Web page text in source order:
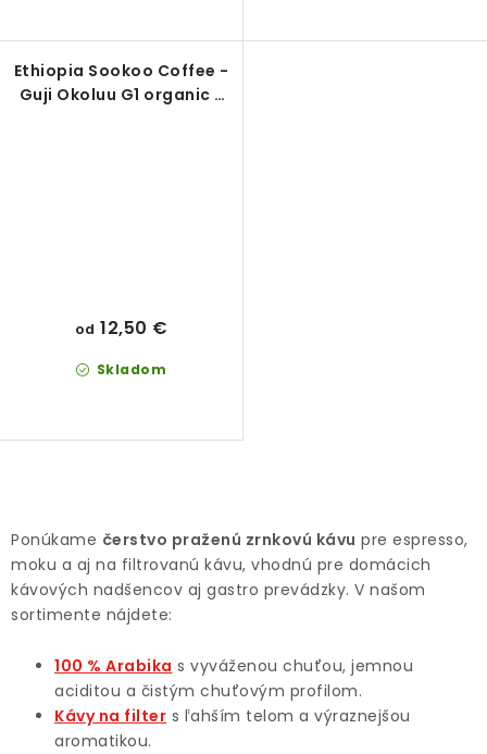
Ethiopia Sookoo Coffee -
Guji Okoluu G1 organic -
Skladom
od 12,50 €
v
l
á
d
Ponúkame čerstvo praženú zrnkovú kávu pre espresso,
moku a aj na filtrovanú kávu, vhodnú pre domácich
kávových nadšencov aj gastro prevádzky. V našom
sortimente nájdete:
100 % Arabika s vyváženou chuťou, jemnou
aciditou a čistým chuťovým profilom.
Kávy na filter s ľahším telom a výraznejšou
aromatikou.